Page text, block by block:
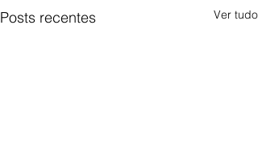
Posts recentes Ver tudo